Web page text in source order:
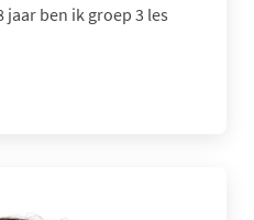
ben ik groep 3 les